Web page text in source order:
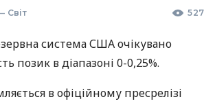
Світ 527
системаСШАочікувано
позик в діапазоні 0-0,25%.
в офіційному пресрелізі